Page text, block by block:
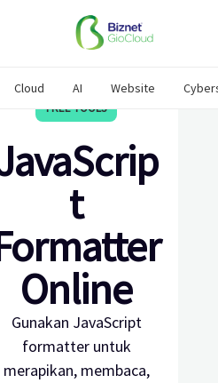
Cloud AI Website
FREE TOOLS
t
Online
Gunakan JavaScript
formatter untuk
merapikan, membaca,